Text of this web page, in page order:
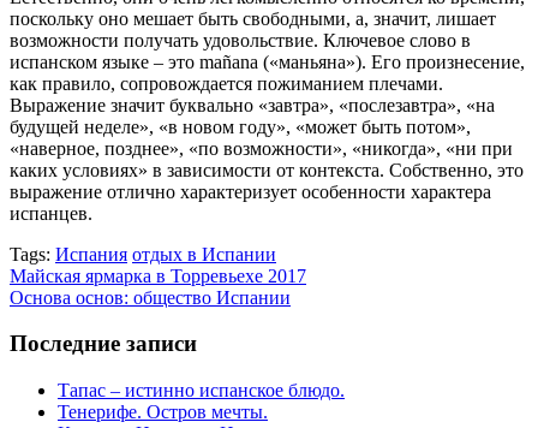
поскольку оно мешает быть свободными, а, значит, лишает
возможности получать удовольствие. Ключевое слово в
испанском языке – это mañana («маньяна»). Его произнесение,
как правило, сопровождается пожиманием плечами.
Выражение значит буквально «завтра», «послезавтра», «на
будущей неделе», «в новом году», «может быть потом»,
«наверное, позднее», «по возможности», «никогда», «ни при
каких условиях» в зависимости от контекста. Собственно, это
выражение отлично характеризует особенности характера
испанцев.
Tags: Испания отдых в Испании
Майская ярмарка в Торревьехе 2017
Основа основ: общество Испании
Последние записи
Тапас – истинно испанское блюдо.
Тенерифе. Остров мечты.